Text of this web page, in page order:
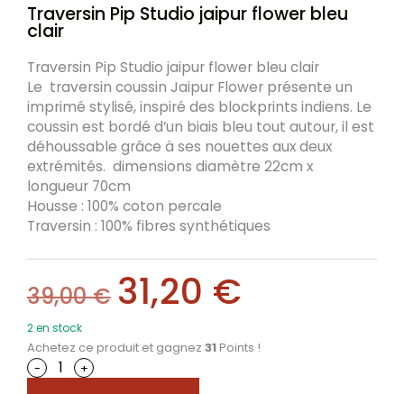
Traversin Pip Studio jaipur flower bleu
clair
Traversin Pip Studio jaipur flower bleu clair
Le traversin coussin Jaipur Flower présente un
imprimé stylisé, inspiré des blockprints indiens. Le
coussin est bordé d’un biais bleu tout autour, il est
déhoussable grâce à ses nouettes aux deux
extrémités. dimensions diamètre 22cm x
longueur 70cm
Housse : 100% coton percale
Traversin : 100% fibres synthétiques
39,00€ 31,20 €
2 en stock
Achetez ce produit et gagnez 31 Points !
-
+